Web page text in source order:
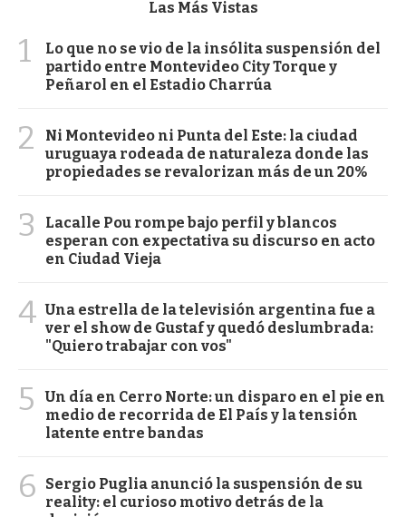
Las Más Vistas
1
Lo que no se vio de la insólita suspensión del
partido entre Montevideo City Torque y
Peñarol en el Estadio Charrúa
2
Ni Montevideo ni Punta del Este: la ciudad
uruguaya rodeada de naturaleza donde las
propiedades se revalorizan más de un 20%
3
Lacalle Pou rompe bajo perfil y blancos
esperan con expectativa su discurso en acto
en Ciudad Vieja
4 Una estrella de la televisión argentina fue a
ver el show de Gustaf y quedó deslumbrada:
"Quiero trabajar con vos"
5
Un día en Cerro Norte: un disparo en el pie en
medio de recorrida de El País y la tensión
latente entre bandas
6
Sergio Puglia anunció la suspensión de su
reality: el curioso motivo detrás de la